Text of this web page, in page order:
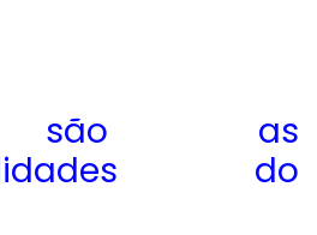
são as
do